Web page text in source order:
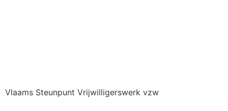
Vlaams Steunpunt Vrijwilligerswerk vzw